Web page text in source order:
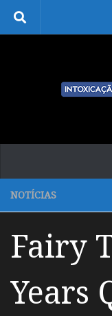
Skip to content
NOTÍCIAS
Fairy
Years